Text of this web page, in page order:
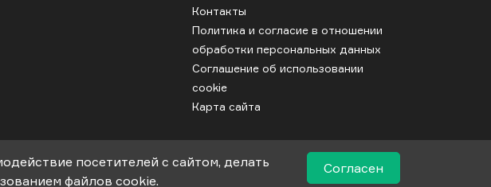
Контакты
Политика и согласие в отношении
обработки персональных данных
Соглашение об использовании
cookie
Карта сайта
посетителей с сайтом, делать
файлов cookie.
Согласен